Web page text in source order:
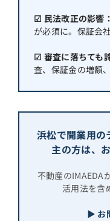
☑ 民法改正の影響：
が必須に。保証会
☑ 審査に落ちても
査、保証金の増額
浜松で開業用の
主の方は、
不動産のIMAEDA
活用法を含
▶ お